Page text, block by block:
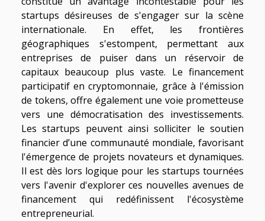
startups désireuses de s'engager sur la scène
internationale. En effet, les frontières
géographiques s'estompent, permettant aux
entreprises de puiser dans un réservoir de
capitaux beaucoup plus vaste. Le financement
participatif en cryptomonnaie, grâce à l'émission
de tokens, offre également une voie prometteuse
vers une démocratisation des investissements.
Les startups peuvent ainsi solliciter le soutien
financier d’une communauté mondiale, favorisant
l'émergence de projets novateurs et dynamiques.
Il est dès lors logique pour les startups tournées
vers l'avenir d'explorer ces nouvelles avenues de
financement qui redéfinissent l'écosystème
entrepreneurial.